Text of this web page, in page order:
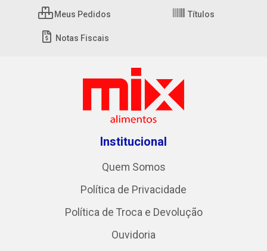
Meus Pedidos Títulos
Notas Fiscais
Institucional
Quem Somos
Política de Privacidade
Política de Troca e Devolução
Ouvidoria